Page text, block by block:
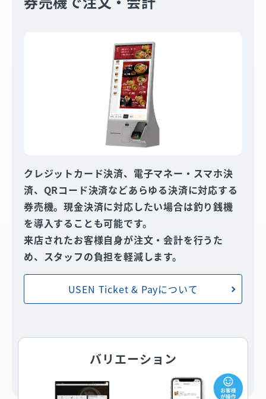
クレジットカード決済、電子マネー・スマホ決
済、QRコード決済などあらゆる決済に対応する
券売機。現金決済に対応したい場合は釣り銭機
を導入することも可能です。
来店されたお客様自身が注文・会計を行うた
め、スタッフの負担を軽減します。
USEN Ticket & Payについて
バリエーション